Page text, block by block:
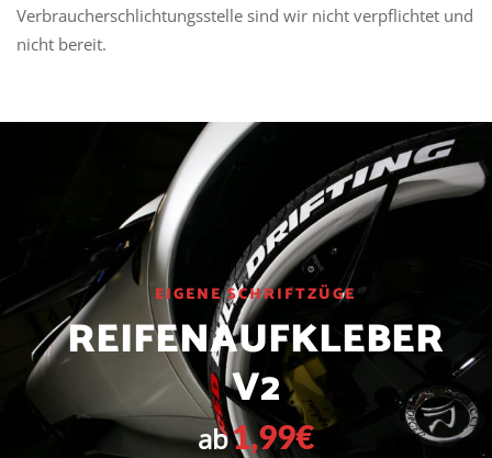
Verbraucherschlichtungsstelle sind wir nicht verpflichtet und
nicht bereit.
EIGENE SCHRIFTZÜGE
REIFENAUFKLEBER
V2
ab1,99€